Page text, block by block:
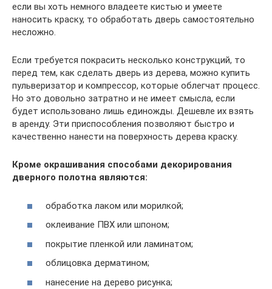
если вы хоть немного владеете кистью и умеете
наносить краску, то обработать дверь самостоятельно
несложно.
Если требуется покрасить несколько конструкций, то
перед тем, как сделать дверь из дерева, можно купить
пульверизатор и компрессор, которые облегчат процесс.
Но это довольно затратно и не имеет смысла, если
будет использовано лишь единожды. Дешевле их взять
в аренду. Эти приспособления позволяют быстро и
качественно нанести на поверхность дерева краску.
Кроме окрашивания способами декорирования
дверного полотна являются:
обработка лаком или морилкой;
оклеивание ПВХ или шпоном;
покрытие пленкой или ламинатом;
облицовка дерматином;
нанесение на дерево рисунка;